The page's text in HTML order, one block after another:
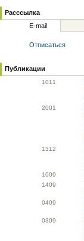
Расссылка
E-mail
Отписаться
Публикации
1011
2001
1312
1009
1409
0409
0309